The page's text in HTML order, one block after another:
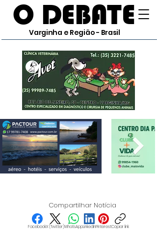
O DEBATE
Varginha e Região - Brasil
Compartilhar Notícia
FacebookX (Twitter)WhatsAppLinkedInPinterestCopiar link